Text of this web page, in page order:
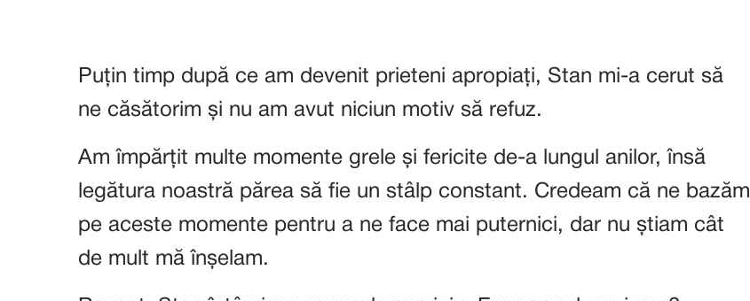
Puțin timp după ce am devenit prieteni apropiați, Stan mi-a cerut să
ne căsătorim și nu am avut niciun motiv să refuz.
Am împărțit multe momente grele și fericite de-a lungul anilor, însă
legătura noastră părea să fie un stâlp constant. Credeam că ne bazăm
pe aceste momente pentru a ne face mai puternici, dar nu știam cât
de mult mă înșelam.